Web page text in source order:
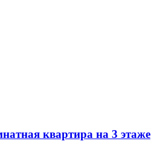
квартира на 3 этаже